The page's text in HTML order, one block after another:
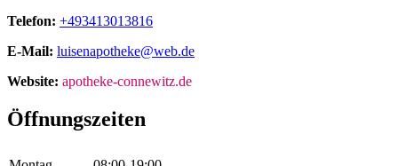
Telefon: +493413013816
E-Mail: luisenapotheke@web.de
Website: apotheke-connewitz.de
Öffnungszeiten